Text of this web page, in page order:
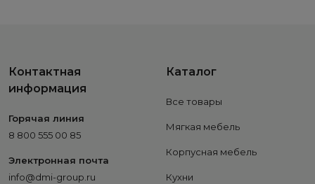
Контактная
информация
Горячая линия
8 800 555 00 85
Электронная почта
info@dmi-group.ru
Каталог
Все товары
Мягкая мебель
Корпусная мебель
Кухни